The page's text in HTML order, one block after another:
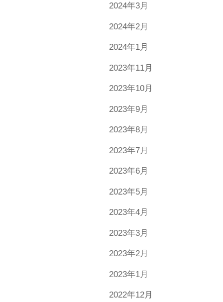
2024年3月
2024年2月
2024年1月
2023年11月
2023年10月
2023年9月
2023年8月
2023年7月
2023年6月
2023年5月
2023年4月
2023年3月
2023年2月
2023年1月
2022年12月